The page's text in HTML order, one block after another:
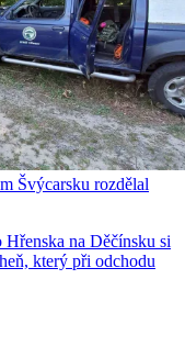
Švýcarsku rozdělal
na Děčínsku si
který při odchodu